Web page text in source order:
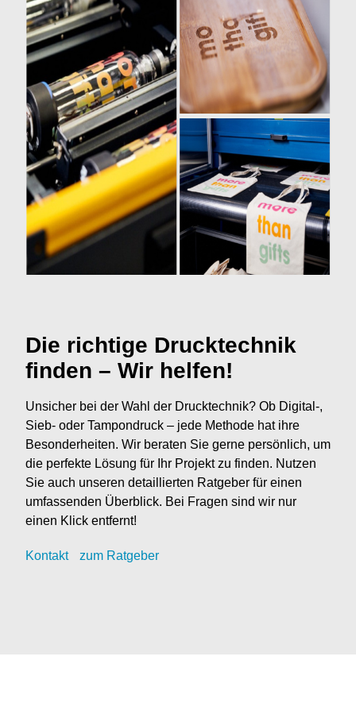
Die richtige Drucktechnik
finden – Wir helfen!
Unsicher bei der Wahl der Drucktechnik? Ob Digital-,
Sieb- oder Tampondruck – jede Methode hat ihre
Besonderheiten. Wir beraten Sie gerne persönlich, um
die perfekte Lösung für Ihr Projekt zu finden. Nutzen
Sie auch unseren detaillierten Ratgeber für einen
umfassenden Überblick. Bei Fragen sind wir nur
einen Klick entfernt!
Kontakt zum Ratgeber